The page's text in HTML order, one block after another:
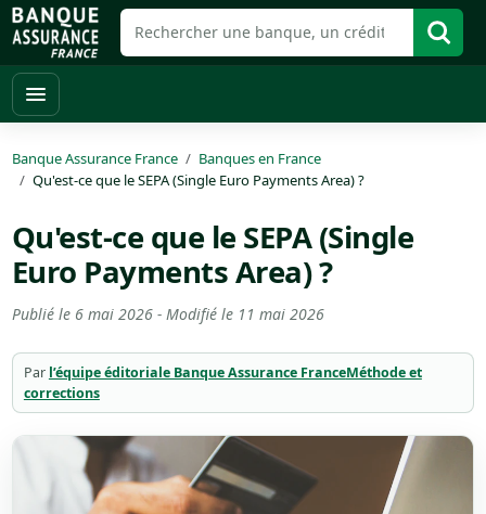
Banque Assurance France
Banques en France
Qu'est-ce que le SEPA (Single Euro Payments Area) ?
Qu'est-ce que le SEPA (Single
Euro Payments Area) ?
Publié le 6 mai 2026- Modifié le 11 mai 2026
Par l’équipe éditoriale Banque Assurance FranceMéthode et
corrections